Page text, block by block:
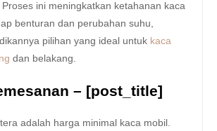
ini meningkatkan ketahanan kaca
benturan dan perubahan suhu,
pilihan yang ideal untuk kaca
dan belakang.
– [post_title]
adalah harga minimal kaca mobil.